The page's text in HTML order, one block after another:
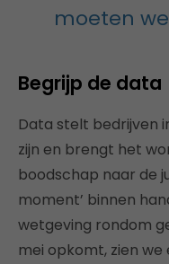
moeten
Begrijp de data
Data stelt bedrijven
zijn en brengt het
boodschap naar de
moment’ binnen
wetgeving rondom
mei opkomt, zien we